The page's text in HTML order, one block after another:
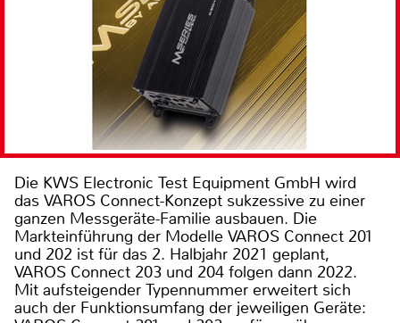
Die KWS Electronic Test Equipment GmbH wird
das VAROS Connect-Konzept sukzessive zu einer
ganzen Messgeräte-Familie ausbauen. Die
Markteinführung der Modelle VAROS Connect 201
und 202 ist für das 2. Halbjahr 2021 geplant,
VAROS Connect 203 und 204 folgen dann 2022.
Mit aufsteigender Typennummer erweitert sich
auch der Funktionsumfang der jeweiligen Geräte: